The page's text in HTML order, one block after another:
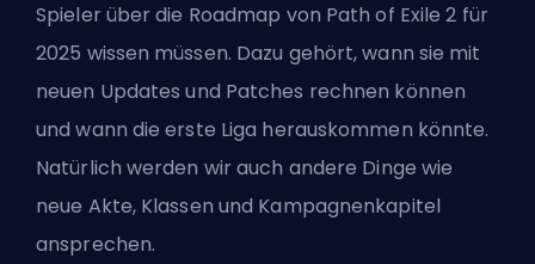
Spieler über die Roadmap von Path of Exile 2 für
2025 wissen müssen. Dazu gehört, wann sie mit
neuen Updates und Patches rechnen können
und wann die erste Liga herauskommen könnte.
Natürlich werden wir auch andere Dinge wie
neue Akte, Klassen und Kampagnenkapitel
ansprechen.